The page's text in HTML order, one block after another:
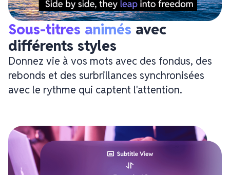
Sous-titres animés avec
différents styles
Donnez vie à vos mots avec des fondus, des
rebonds et des surbrillances synchronisées
avec le rythme qui captent l'attention.